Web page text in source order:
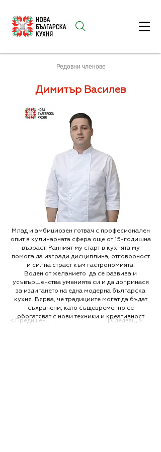
Редовни членове
Димитър Василев
Млад и амбициозен готвач с професионален
опит в кулинарната сфера още от 15-годишна
възраст. Ранният му старт в кухнята му
помога да изгради дисциплина, отговорност
и силна страст към гастрономията.
Воден от желанието да се развива и
усъвършенства уменията си и да допринася
за издигането на една модерна българска
кухня. Вярва, че традициите могат да бъдат
съхранени, като същевременно се
обогатяват с нови техники и креативност
< Предишен | | Следващ >